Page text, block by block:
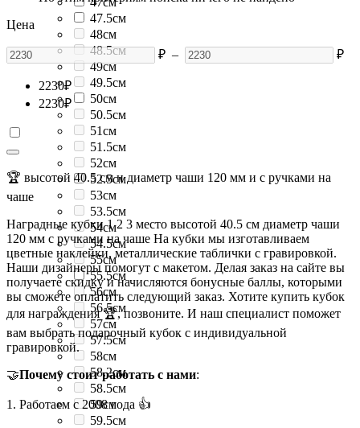
47.5см
48см
48.5см
49см
49.5см
50см
50.5см
51см
51.5см
52см
52.5см
53см
53.5см
54см
54.5см
55см
55.5см
56см
56.5см
57см
57.5см
58см
58.2см
58.5см
59см
59.5см
Цена
₽ – ₽
2230₽
2230₽
🏆 высотой 40.5 см и диаметр чаши 120 мм и с ручками на
чаше
Наградные кубки 1 2 3 место высотой 40.5 см диаметр чаши
120 мм с ручками на чаше На кубки мы изготавливаем
цветные наклейки, металлические таблички с гравировкой.
Наши дизайнеры помогут с макетом. Делая заказ на сайте вы
получаете скидку и начисляются бонусные баллы, которыми
вы сможете оплатить следующий заказ. Хотите купить кубок
для награждения 🏆, позвоните. И наш специалист поможет
вам выбрать подарочный кубок с индивидуальной
гравировкой.
🤝Почему стоит работать с нами:
1. Работаем с 2008 года 👍